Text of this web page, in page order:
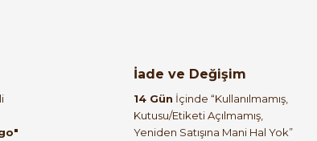
İade ve Değişim
14 Gün İçinde “Kullanılmamış,
Kutusu/Etiketi Açılmamış,
Yeniden Satışına Mani Hal Yok”